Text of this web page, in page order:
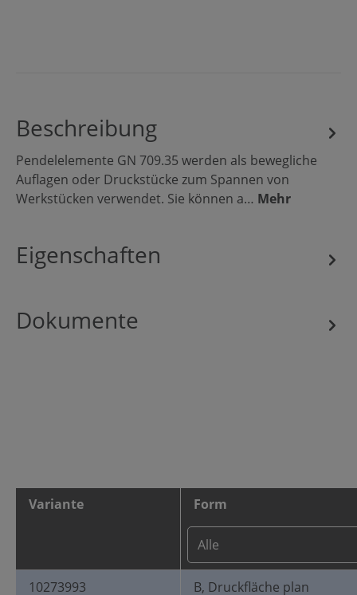
Beschreibung
Pendelelemente GN 709.35 werden als bewegliche
Auflagen oder Druckstücke zum Spannen von
Werkstücken verwendet. Sie können a… Mehr
Eigenschaften
Dokumente
Variante Form
10273993
B, Druckfläche plan